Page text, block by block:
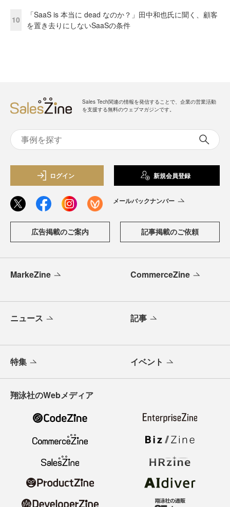
10
「SaaS is 本当に dead なのか？」田中和也氏に聞く、顧客
を置き去りにしないSaaSの条件
Sales Tech関連の情報を発信することで、企業の営業活動
を支援する無料のウェブマガジンです。
ログイン 新規会員登録
メールバックナンバー
広告掲載のご案内 記事掲載のご依頼
MarkeZine CommerceZine
ニュース 記事
特集 イベント
翔泳社のWebメディア